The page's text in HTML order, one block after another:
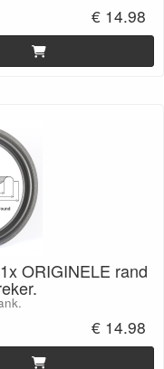
€ 14.98
ORIGINELE rand
€ 14.98